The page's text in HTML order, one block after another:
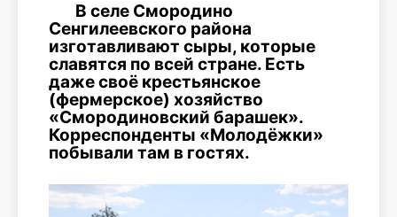
В селе Смородино
Сенгилеевского района
изготавливают сыры, которые
славятся по всей стране. Есть
даже своё крестьянское
(фермерское) хозяйство
«Смородиновский барашек».
Корреспонденты «Молодёжки»
побывали там в гостях.